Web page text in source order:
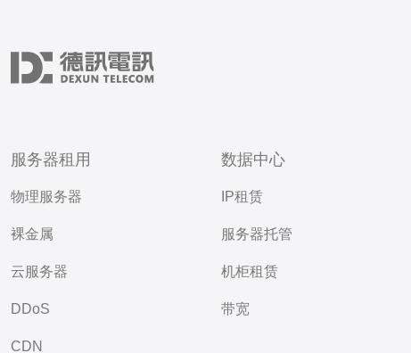
服务器租用
物理服务器
裸金属
云服务器
DDoS
CDN
数据中心
IP租赁
服务器托管
机柜租赁
带宽